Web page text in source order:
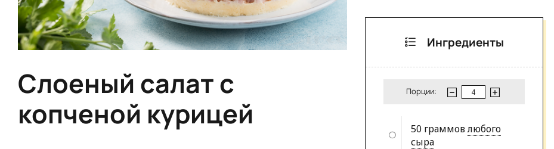
Слоеный салат с
копченой курицей
Ингредиенты
Порции:
50 граммовлюбого
сыра